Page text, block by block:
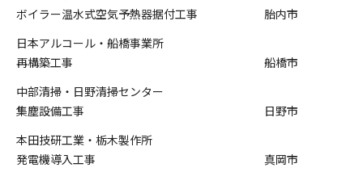
ボイラー温水式空気予熱器据付工事
胎内市
日本アルコール・船橋事業所
再構築工事
船橋市
中部清掃・日野清掃センター
集塵設備工事
日野市
本田技研工業・栃木製作所
発電機導入工事
真岡市